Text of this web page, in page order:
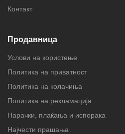
Контакт
Продавница
Услови на користење
Политика на приватност
Политика на колачиња
Политика на рекламација
Нарачки, плаќања и испорака
Најчести прашања